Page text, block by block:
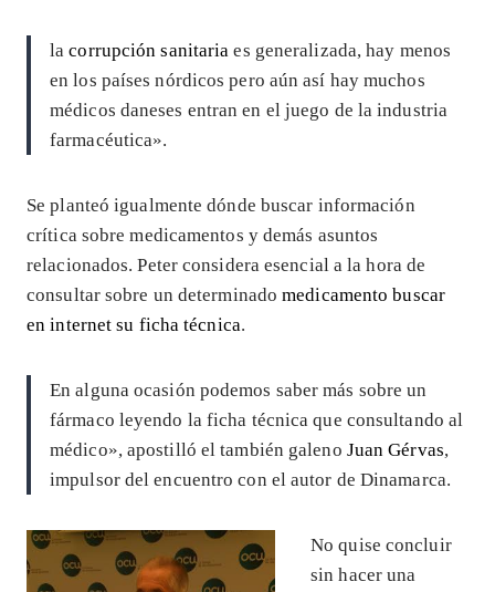
lacorrupción sanitaria es generalizada, hay menos
en los países nórdicos pero aún así hay muchos
médicos daneses entran en el juego de la industria
farmacéutica».
Se planteó igualmente dónde buscar información
crítica sobre medicamentos y demás asuntos
relacionados. Peter considera esencial a la hora de
consultar sobre un determinadomedicamento buscar
en internet su ficha técnica.
En alguna ocasión podemos saber más sobre un
fármaco leyendo la ficha técnica que consultando al
médico», apostilló el también galeno Juan Gérvas,
impulsor del encuentro con el autor de Dinamarca.
No quise concluir
sin hacer una